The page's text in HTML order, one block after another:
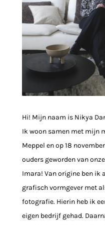
Hi! Mijn naam is Nikya
Ik woon samen met mijn
Meppel en op 18
ouders geworden van
Imara! Van origine ben ik
grafisch vormgever met
fotografie. Hierin heb ik
eigen bedrijf gehad.